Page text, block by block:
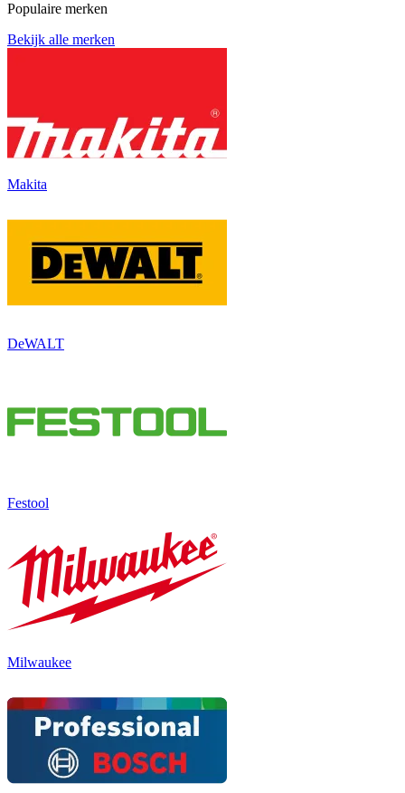
Populaire merken
Bekijk alle merken
Makita
DeWALT
Festool
Milwaukee